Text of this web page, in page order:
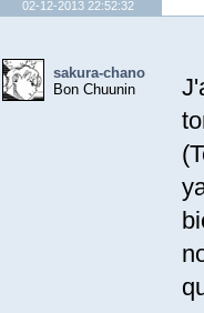
02-12-2013 22:52:32
sakura-chano
Bon Chuunin